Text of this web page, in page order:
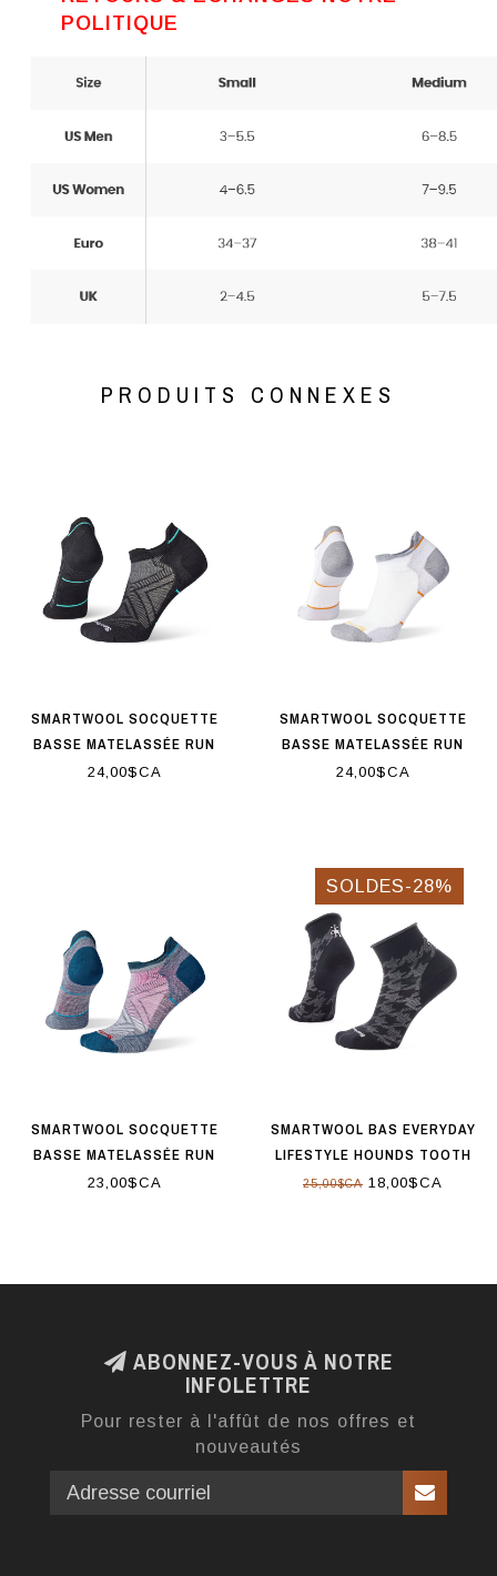
POLITIQUE
PRODUITS CONNEXES
SMARTWOOL SOCQUETTE
BASSE MATELASSÉE RUN
ZERO CUSHION POUR
24,00$CA
SMARTWOOL SOCQUETTE
BASSE MATELASSÉE RUN
ZERO CUSHION POUR
24,00$CA
SMARTWOOL SOCQUETTE
BASSE MATELASSÉE RUN
ZERO CUSHION POUR
23,00$CA
SOLDES-28%
SMARTWOOL BAS EVERYDAY
LIFESTYLE HOUNDS TOOTH
NOIR
25,00$CA 18,00$CA
ABONNEZ-VOUS À NOTRE
INFOLETTRE
Pour rester à l'affût de nos offres et
nouveautés